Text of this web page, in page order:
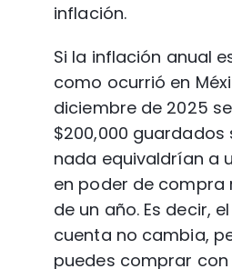
inflación.
Si la inflación anual
como ocurrió en
diciembre de 2025
$200,000 guardados
nada equivaldrían a
en poder de compra
de un año. Es decir,
cuenta no cambia,
puedes comprar con